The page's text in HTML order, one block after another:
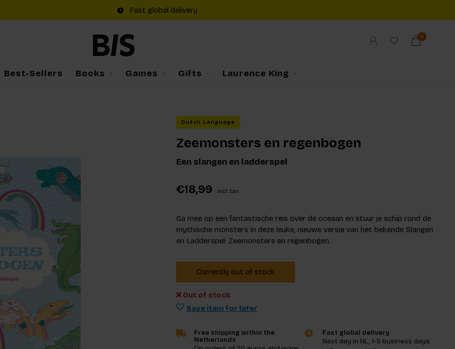
Fast global delivery
0
Best-Sellers Books Games Gifts Laurence King
Dutch Language
Zeemonsters en regenbogen
Een slangen en ladderspel
€18,99 Incl. tax
Ga mee op een fantastische reis over de oceaan en stuur je schip rond de
mythische monsters in deze leuke, nieuwe versie van het bekende Slangen
en Ladderspel: Zeemonsters en regenbogen.
Currently out of stock
Out of stock
Save item for later
Free shipping within the
Netherlands
Fast global delivery
Next day in NL, 1-5 business days